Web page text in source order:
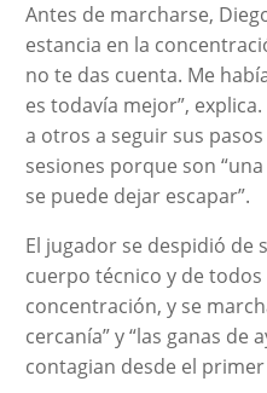
Antes de marcharse,
estancia en la
no te das cuenta. Me
es todavía mejor”,
a otros a seguir sus
sesiones porque son
se puede dejar escapar”.
El jugador se despidió de
cuerpo técnico y de
concentración, y se
cercanía” y “las ganas de
contagian desde el primer